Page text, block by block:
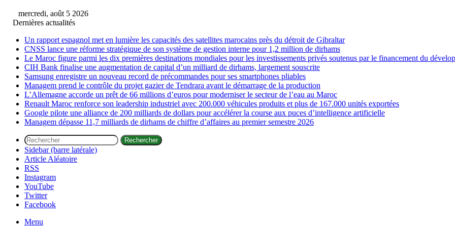
mercredi, août 5 2026
Dernières actualités
Un rapport espagnol met en lumière les capacités des satellites marocains près du détroit de Gibraltar
CNSS lance une réforme stratégique de son système de gestion interne pour 1,2 million de dirhams
Le Maroc figure parmi les dix premières destinations mondiales pour les investissements privés soutenus par le financement du
CIH Bank finalise une augmentation de capital d’un milliard de dirhams, largement souscrite
Samsung enregistre un nouveau record de précommandes pour ses smartphones pliables
Managem prend le contrôle du projet gazier de Tendrara avant le démarrage de la production
L’Allemagne accorde un prêt de 66 millions d’euros pour moderniser le secteur de l’eau au Maroc
Renault Maroc renforce son leadership industriel avec 200.000 véhicules produits et plus de 167.000 unités exportées
Google pilote une alliance de 200 milliards de dollars pour accélérer la course aux puces d’intelligence artificielle
Managem dépasse 11,7 milliards de dirhams de chiffre d’affaires au premier semestre 2026
Rechercher
Sidebar (barre latérale)
Article Aléatoire
RSS
Instagram
YouTube
Twitter
Facebook
Menu